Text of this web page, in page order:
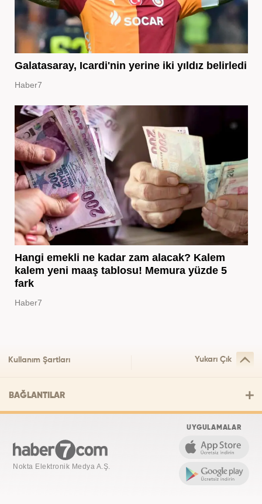
Galatasaray, Icardi'nin yerine iki yıldız belirledi
Haber7
Hangi emekli ne kadar zam alacak? Kalem
kalem yeni maaş tablosu! Memura yüzde 5
fark
Haber7
Kullanım Şartları Yukarı Çık
BAĞLANTILAR
Nokta Elektronik Medya A.Ş.
UYGULAMALAR